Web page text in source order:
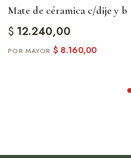
Mate de céramica c/dije y b
$12.240,00
$8.160,00